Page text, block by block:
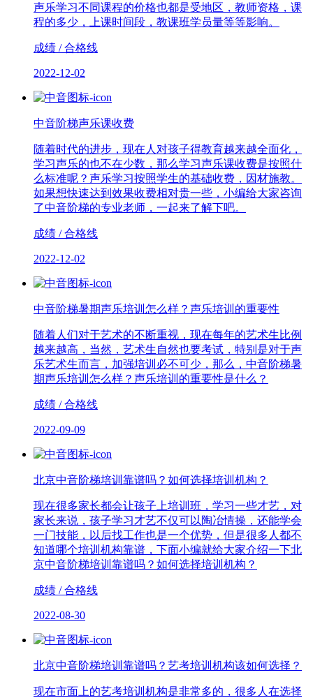
声乐学习不同课程的价格也都是受地区，教师资格，课
程的多少，上课时间段，教课班学员量等等影响。
成绩 / 合格线
2022-12-02
中音阶梯声乐课收费
随着时代的进步，现在人对孩子得教育越来越全面化，
学习声乐的也不在少数，那么学习声乐课收费是按照什
么标准呢？声乐学习按照学生的基础收费，因材施教。
如果想快速达到效果收费相对贵一些，小编给大家咨询
了中音阶梯的专业老师，一起来了解下吧。
成绩 / 合格线
2022-12-02
中音阶梯暑期声乐培训怎么样？声乐培训的重要性
随着人们对于艺术的不断重视，现在每年的艺术生比例
越来越高，当然，艺术生自然也要考试，特别是对于声
乐艺术生而言，加强培训必不可少，那么，中音阶梯暑
期声乐培训怎么样？声乐培训的重要性是什么？
成绩 / 合格线
2022-09-09
北京中音阶梯培训靠谱吗？如何选择培训机构？
现在很多家长都会让孩子上培训班，学习一些才艺，对
家长来说，孩子学习才艺不仅可以陶冶情操，还能学会
一门技能，以后找工作也是一个优势，但是很多人都不
知道哪个培训机构靠谱，下面小编就给大家介绍一下北
京中音阶梯培训靠谱吗？如何选择培训机构？
成绩 / 合格线
2022-08-30
北京中音阶梯培训靠谱吗？艺考培训机构该如何选择？
现在市面上的艺考培训机构是非常多的，很多人在选择